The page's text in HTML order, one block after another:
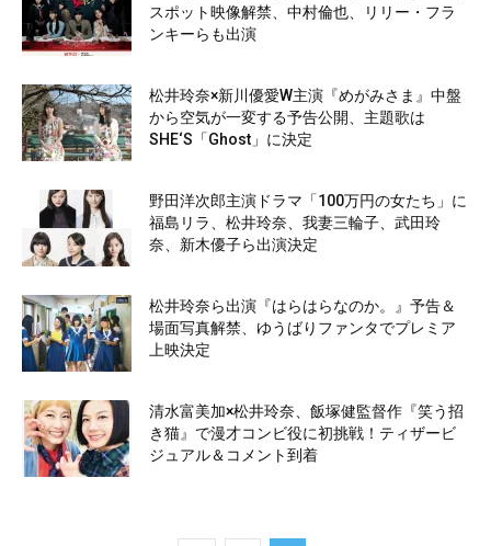
スポット映像解禁、中村倫也、リリー・フラ
ンキーらも出演
松井玲奈×新川優愛W主演『めがみさま』中盤
から空気が一変する予告公開、主題歌は
SHE‘S「Ghost」に決定
野田洋次郎主演ドラマ「100万円の女たち」に
福島リラ、松井玲奈、我妻三輪子、武田玲
奈、新木優子ら出演決定
松井玲奈ら出演『はらはらなのか。』予告＆
場面写真解禁、ゆうばりファンタでプレミア
上映決定
清水富美加×松井玲奈、飯塚健監督作『笑う招
き猫』で漫才コンビ役に初挑戦！ティザービ
ジュアル＆コメント到着